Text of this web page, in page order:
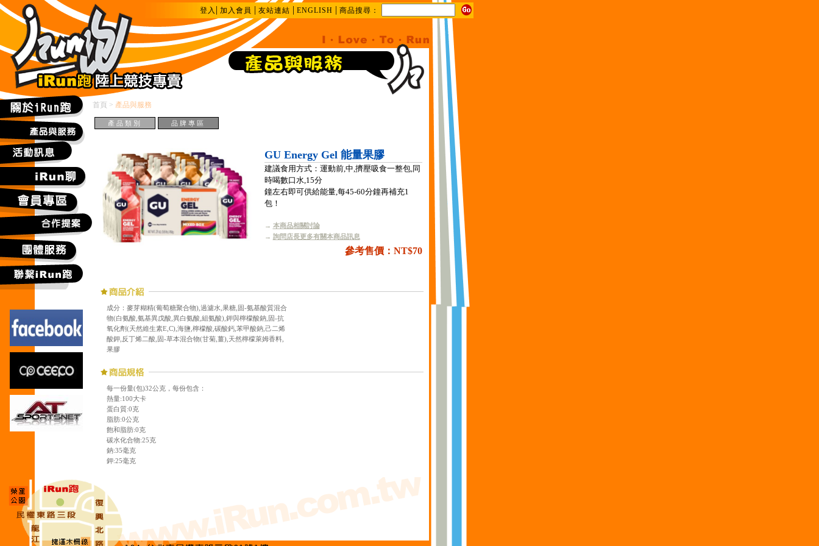
登入 | 加入會員 | 友站連結 | ENGLISH | 商品搜尋：
首頁 > 產品與服務
產品類別 品牌專區
GU Energy Gel 能量果膠
建議食用方式：運動前,中,擠壓吸食一整包,同
時喝數口水,15分
鐘左右即可供給能量,每45-60分鐘再補充1
包！
→ 本商品相關討論
→ 詢問店長更多有關本商品訊息
參考售價：NT$70
成分：麥芽糊精(葡萄糖聚合物),過濾水,果糖,固-氨基酸質混合
物(白氨酸,氨基異戊酸,異白氨酸,組氨酸),鉀與檸檬酸鈉,固-抗
氧化劑(天然維生素E,C),海鹽,檸檬酸,碳酸鈣,苯甲酸鈉,己二烯
酸鉀,反丁烯二酸,固-草本混合物(甘菊,薑),天然檸檬萊姆香料,
果膠
每一份量(包)32公克，每份包含：
熱量:100大卡
蛋白質:0克
脂肪:0公克
飽和脂肪:0克
碳水化合物:25克
鈉:35毫克
鉀:25毫克